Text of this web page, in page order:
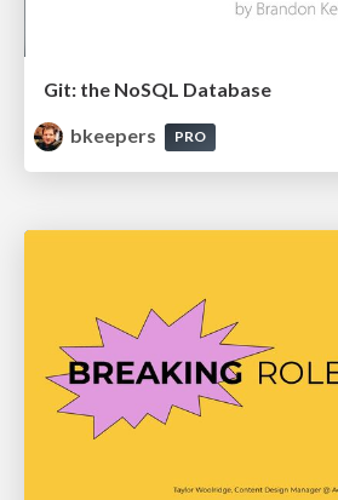
Git: the NoSQL Database
bkeepers
PRO